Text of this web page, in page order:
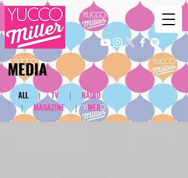
​MEDIA
​ALL ｜TV ｜
RADIO
｜
MAGAZINE ｜ WEB